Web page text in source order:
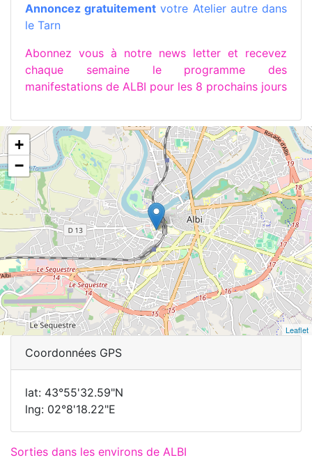
Annoncez gratuitement votre Atelier autre dans
le Tarn
Abonnez vous à notre news letter et recevez
chaque semaine le programme des
manifestations de ALBI pour les 8 prochains jours
+
−
Leaflet
Coordonnées GPS
lat: 43°55'32.59"N
lng: 02°8'18.22"E
Sorties dans les environs de ALBI